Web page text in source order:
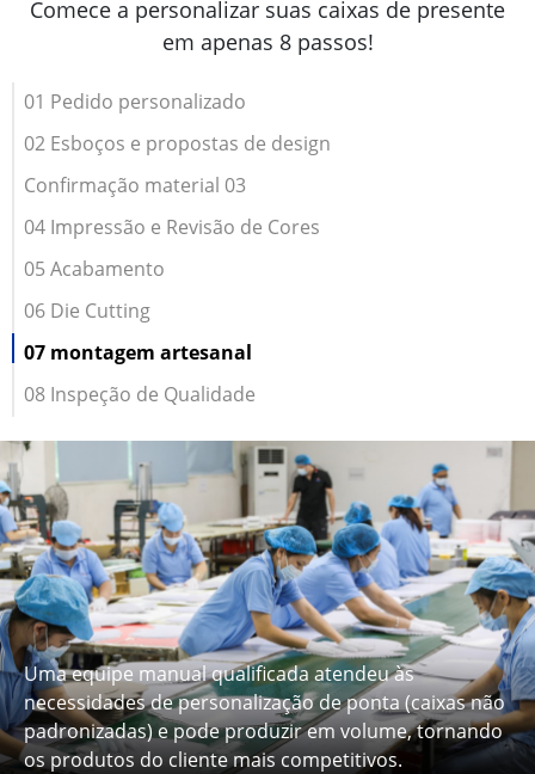
Comece a personalizar suas caixas de presente
em apenas 8 passos!
01 Pedido personalizado
02 Esboços e propostas de design
Confirmação material 03
04 Impressão e Revisão de Cores
05 Acabamento
06 Die Cutting
07 montagem artesanal
08 Inspeção de Qualidade
Uma equipe manual qualificada atendeu às
necessidades de personalização de ponta (caixas não
padronizadas) e pode produzir em volume, tornando
os produtos do cliente mais competitivos.